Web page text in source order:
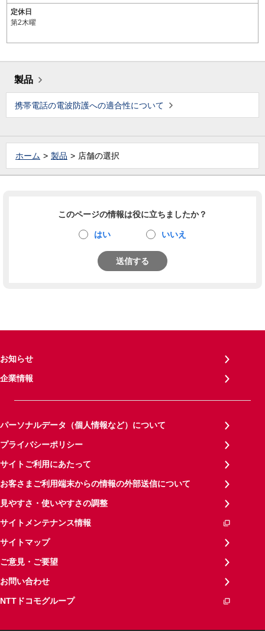
定休日
第2木曜
製品
携帯電話の電波防護への適合性について
ホーム 製品 店舗の選択
このページの情報は役に立ちましたか？
はい いいえ
送信する
お知らせ
企業情報
パーソナルデータ（個人情報など）について
プライバシーポリシー
サイトご利用にあたって
お客さまご利用端末からの情報の外部送信について
見やすさ・使いやすさの調整
サイトメンテナンス情報
サイトマップ
ご意見・ご要望
お問い合わせ
NTTドコモグループ